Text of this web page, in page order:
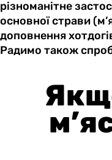
різноманітне
основної страви
доповнення
Радимо також